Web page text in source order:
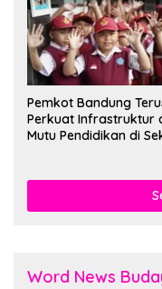
Pemkot Bandung
Perkuat Infrastruktur
Mutu Pendidikan di
Word News